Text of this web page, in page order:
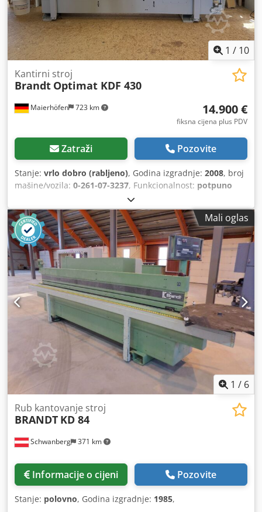
1 / 10
Maierhöfen 723 km
Kantirni stroj
Brandt Optimat KDF 430
14.900 €
fiksna cijena plus PDV
Zatraži Pozovite
Stanje: vrlo dobro (rabljeno), Godina izgradnje: 2008, broj
mašine/vozila: 0-261-07-3237, Funkcionalnost: potpuno
, ulazni napon:400 V
60 mm, maksimalna debljina ivice:6 mm, tip prilagodbe
visine:mehanički, tip aktuacije:električni, ukupna visina:
1.580 mm, ukupna dužina:4.860 mm, ukupna širina:1.130
mm, ukupna masa:1.630 kg, Oprema:Oznaka CE,
dokumentacija / priručnik,
Mali oglas
1 / 6
Schwanberg 371 km
Rub kantovanje stroj
BRANDT KD 84
Informacije o cijeni Pozovite
Stanje: polovno, Godina izgradnje: 1985,